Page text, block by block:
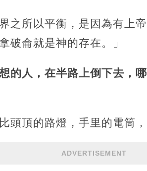
之所以平衡，是因為有上
破侖就是神的存在。」
的人，在半路上倒下去，
頭頂的路燈，手里的電筒
ADVERTISEMENT